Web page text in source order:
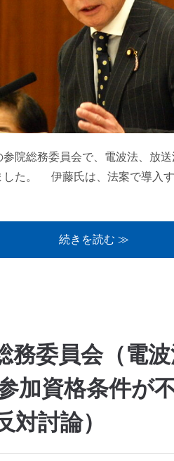
院総務委員会で、電波法、放送
した。 伊藤氏は、法案で導入
続きを読む ≫
委員会（電波
加資格条件が
対討論）